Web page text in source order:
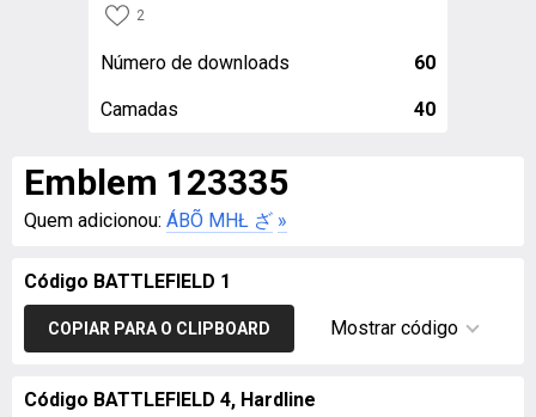
2
Número de downloads 60
Camadas 40
Emblem 123335
Quem adicionou: ÁBÕ MHŁ ‏ざ »
Código BATTLEFIELD 1
COPIAR PARA O CLIPBOARD Mostrar código
Código BATTLEFIELD 4, Hardline